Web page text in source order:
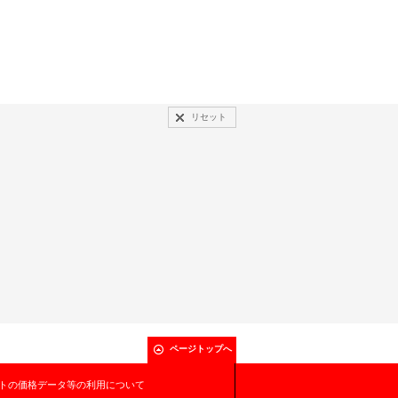
リセット
ページトップへ
の価格データ等の利用について